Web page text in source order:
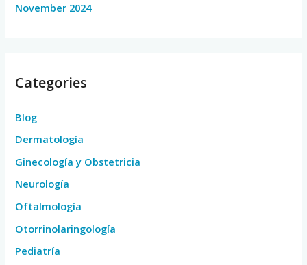
November 2024
Categories
Blog
Dermatología
Ginecología y Obstetricia
Neurología
Oftalmología
Otorrinolaringología
Pediatría